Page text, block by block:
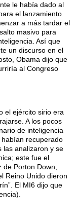
le había dado al
el lanzamiento
a más tardar el
masivo para
Así que
un discurso en el
Obama dijo que
al Congreso
el ejército sirio era
A los pocos
de inteligencia
recuperado
las analizaron y se
este fue el
Porton Down,
Reino Unido dieron
El MI6 dijo que